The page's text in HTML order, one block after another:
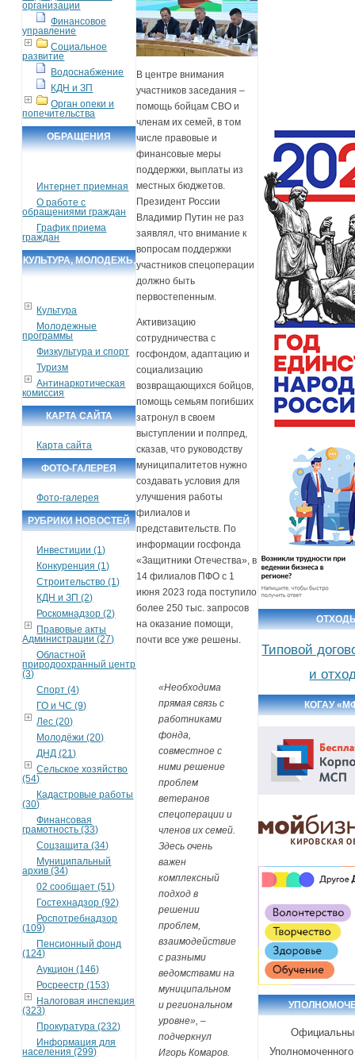
организации
Финансовое
управление
Социальное
развитие
Водоснабжение
КДН и ЗП
Орган опеки и
попечительства
ОБРАЩЕНИЯ
Интернет приемная
О работе с
обращениями граждан
График приема
граждан
КУЛЬТУРА, МОЛОДЕЖЬ,
Культура
Молодежные
программы
Физкультура и спорт
Туризм
Антинаркотическая
комиссия
КАРТА САЙТА
Карта сайта
ФОТО-ГАЛЕРЕЯ
Фото-галерея
РУБРИКИ НОВОСТЕЙ
Инвестиции (1)
Конкуренция (1)
Строительство (1)
КДН и ЗП (2)
Роскомнадзор (2)
Правовые акты
Администрации (27)
Областной
природоохранный центр
(3)
Спорт (4)
ГО и ЧС (9)
Лес (20)
Молодёжи (20)
ДНД (21)
Сельское хозяйство
(54)
Кадастровые работы
(30)
Финансовая
грамотность (33)
Соцзащита (34)
Муниципальный
архив (34)
02 сообщает (51)
Гостехнадзор (92)
Роспотребнадзор
(109)
Пенсионный фонд
(124)
Аукцион (146)
Росреестр (153)
Налоговая инспекция
(323)
Прокуратура (232)
Информация для
населения (299)
В центре внимания
участников заседания –
помощь бойцам СВО и
членам их семей, в том
числе правовые и
финансовые меры
поддержки, выплаты из
местных бюджетов.
Президент России
Владимир Путин не раз
заявлял, что внимание к
вопросам поддержки
участников спецоперации
должно быть
первостепенным.
Активизацию
сотрудничества с
госфондом, адаптацию и
социализацию
возвращающихся бойцов,
помощь семьям погибших
затронул в своем
выступлении и полпред,
сказав, что руководству
муниципалитетов нужно
создавать условия для
улучшения работы
филиалов и
представительств. По
информации госфонда
«Защитники Отечества», в
14 филиалов ПФО с 1
июня 2023 года поступило
более 250 тыс. запросов
на оказание помощи,
почти все уже решены.
«Необходима
прямая связь с
работниками
фонда,
совместное с
ними решение
проблем
ветеранов
спецоперации и
членов их семей.
Здесь очень
важен
комплексный
подход в
решении
проблем,
взаимодействие
с разными
ведомствами на
муниципальном
и региональном
уровне», –
подчеркнул
Игорь Комаров.
Типовой
и
КОГАУ